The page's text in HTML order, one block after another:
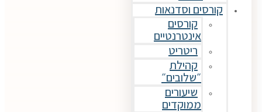
קורסים וסדנאות
קורסים
אינטרנטיים
ריטריט
קהילת
״שלובים״
שיעורים
ממוקדים